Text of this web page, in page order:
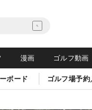
漫画 ゴルフ動画
ボード ゴルフ場予